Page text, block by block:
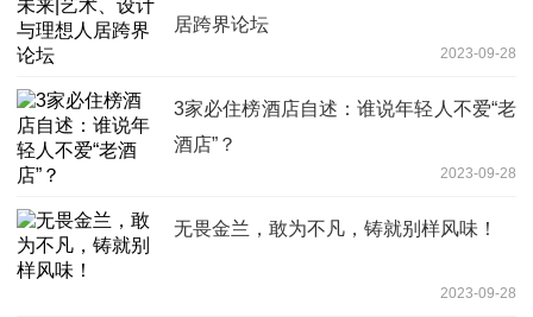
居跨界论坛
2023-09-28
3家必住榜酒店自述：谁说年轻人不爱“老
酒店”？
2023-09-28
无畏金兰，敢为不凡，铸就别样风味！
2023-09-28